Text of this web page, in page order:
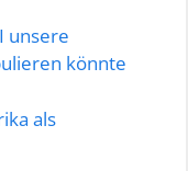
unsere
könnte
als